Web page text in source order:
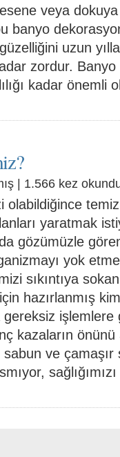
veya
banyo
uzun
zordur.
kadar önemli
| 1.566 kez
olabildiğince
yaratmak
gözümüzle
yok
sıkıntıya
hazırlanmış
gereksiz
kazaların önünü
sabun ve